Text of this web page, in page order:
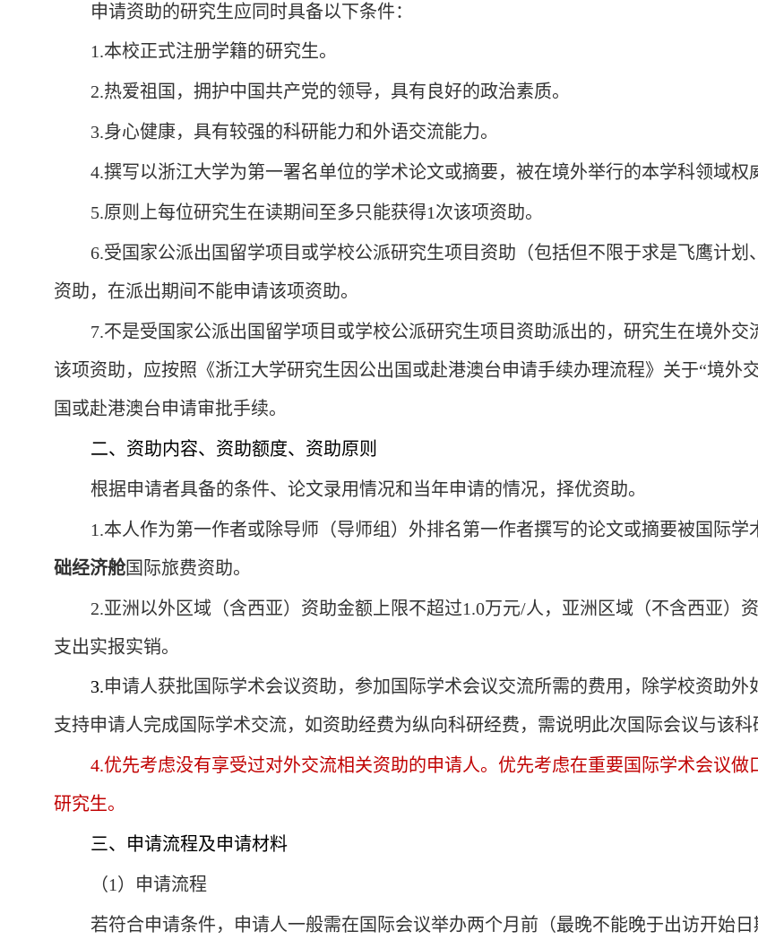
申请资助的研究生应同时具备以下条件：
1.本校正式注册学籍的研究生。
2.热爱祖国，拥护中国共产党的领导，具有良好的政治素质。
3.身心健康，具有较强的科研能力和外语交流能力。
4.撰写以浙江大学为第一署名单位的学术论文或摘要，被在境外举行的本学科领域权
5.原则上每位研究生在读期间至多只能获得1次该项资助。
6.受国家公派出国留学项目或学校公派研究生项目资助（包括但不限于求是飞鹰计
资助，在派出期间不能申请该项资助。
7.不是受国家公派出国留学项目或学校公派研究生项目资助派出的，研究生在境外
该项资助，应按照《浙江大学研究生因公出国或赴港澳台申请手续办理流程》关于“境外
国或赴港澳台申请审批手续。
二、资助内容、资助额度、资助原则
根据申请者具备的条件、论文录用情况和当年申请的情况，择优资助。
1.本人作为第一作者或除导师（导师组）外排名第一作者撰写的论文或摘要被国际
础经济舱国际旅费资助。
2.亚洲以外区域（含西亚）资助金额上限不超过1.0万元/人，亚洲区域（不含西亚）
支出实报实销。
3.申请人获批国际学术会议资助，参加国际学术会议交流所需的费用，除学校资助外
支持申请人完成国际学术交流，如资助经费为纵向科研经费，需说明此次国际会议与该科
4.优先考虑没有享受过对外交流相关资助的申请人。优先考虑在重要国际学术会议
研究生。
三、申请流程及申请材料
（1）申请流程
若符合申请条件，申请人一般需在国际会议举办两个月前（最晚不能晚于出访开始日